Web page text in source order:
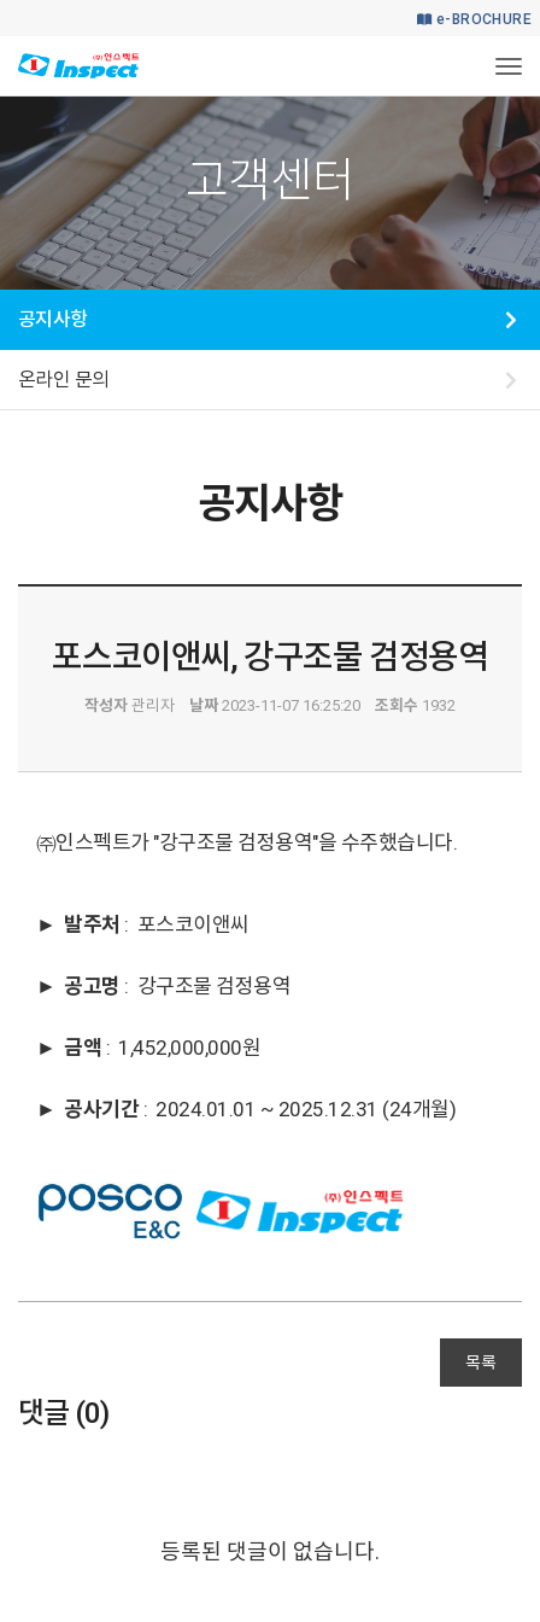
e-BROCHURE
고객센터
공지사항
온라인 문의
공지사항
포스코이앤씨, 강구조물 검정용역
작성자 관리자 날짜 2023-11-07 16:25:20 조회수 1932
㈜인스펙트가 "강구조물 검정용역"을 수주했습니다.
► 발주처 : 포스코이앤씨
► 공고명 : 강구조물 검정용역
►금액 : 1,452,000,000원
► 공사기간: 2024.01.01 ~ 2025.12.31 (24개월)
목록
댓글 (0)
등록된 댓글이 없습니다.